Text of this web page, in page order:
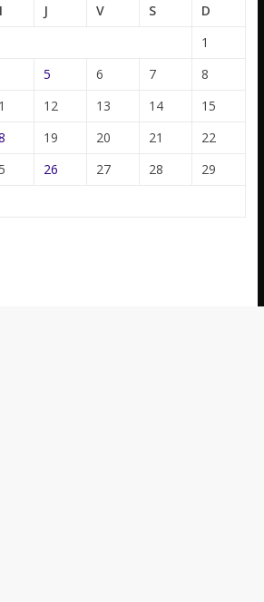
J V S
D
1
5 6 7
8
12 13 14
15
19 20 21
22
26 27 28
29